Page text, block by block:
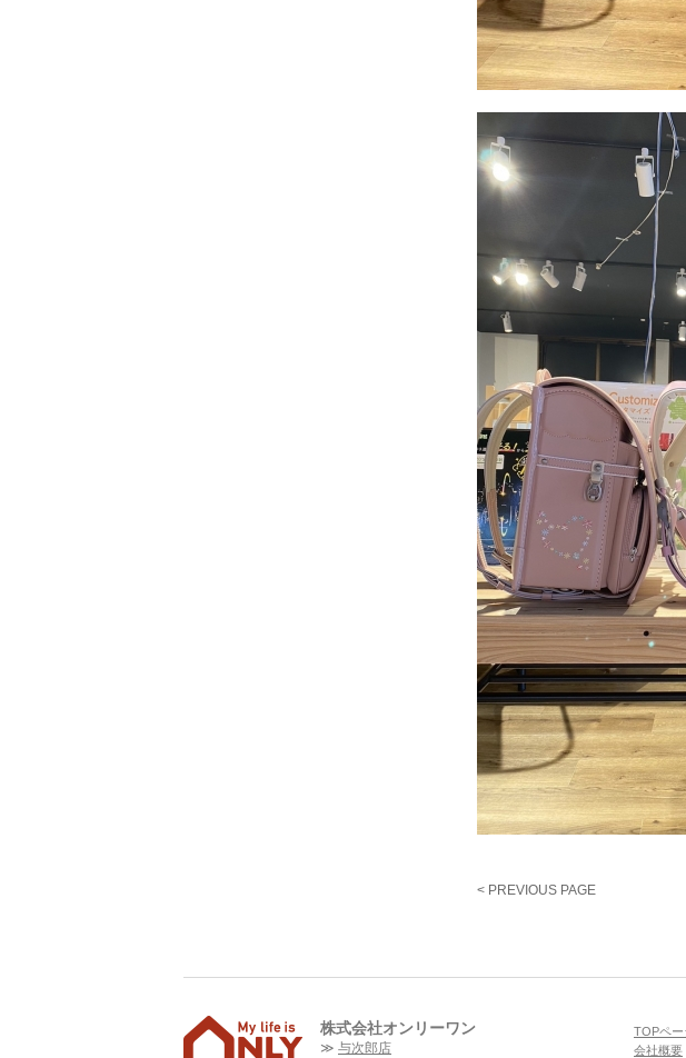
< PREVIOUS PAGE
株式会社オンリーワン
与次郎店
TOPペー
会社概要